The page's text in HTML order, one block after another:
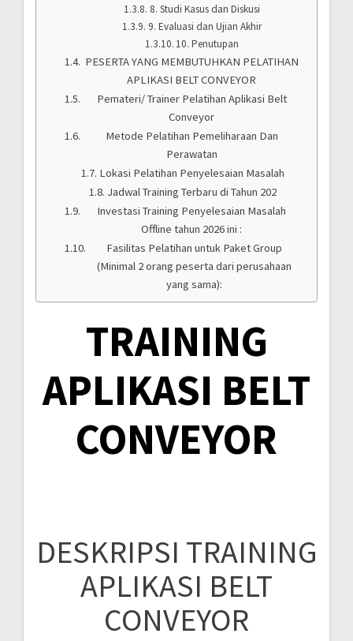
8. Studi Kasus dan Diskusi
9. Evaluasi dan Ujian Akhir
10. Penutupan
PESERTA YANG MEMBUTUHKAN PELATIHAN
APLIKASI BELT CONVEYOR
Pemateri/ Trainer Pelatihan Aplikasi Belt
Conveyor
Metode Pelatihan Pemeliharaan Dan
Perawatan
Lokasi Pelatihan Penyelesaian Masalah
Jadwal Training Terbaru di Tahun 202
Investasi Training Penyelesaian Masalah
Offline tahun 2026 ini :
Fasilitas Pelatihan untuk Paket Group
(Minimal 2 orang peserta dari perusahaan
yang sama):
TRAINING
APLIKASI BELT
CONVEYOR
DESKRIPSI TRAINING
APLIKASI BELT
CONVEYOR